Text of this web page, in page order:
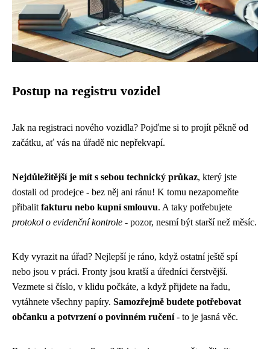
Postup na registru vozidel
Jak na registraci nového vozidla? Pojďme si to projít pěkně od
začátku, ať vás na úřadě nic nepřekvapí.
Nejdůležitější je mít s sebou technický průkaz, který jste
dostali od prodejce - bez něj ani ránu! K tomu nezapomeňte
přibalit fakturu nebo kupní smlouvu. A taky potřebujete
protokol o evidenční kontrole - pozor, nesmí být starší než měsíc.
Kdy vyrazit na úřad? Nejlepší je ráno, když ostatní ještě spí
nebo jsou v práci. Fronty jsou kratší a úředníci čerstvější.
Vezmete si číslo, v klidu počkáte, a když přijdete na řadu,
vytáhnete všechny papíry. Samozřejmě budete potřebovat
občanku a potvrzení o povinném ručení- to je jasná věc.